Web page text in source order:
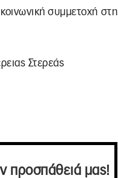
συμμετοχή στη
Στερεάς
προσπάθειά μας!